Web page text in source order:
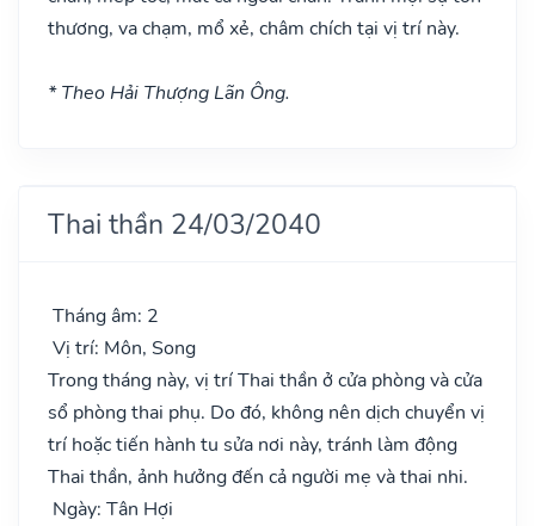
thương, va chạm, mổ xẻ, châm chích tại vị trí này.
* Theo Hải Thượng Lãn Ông.
Thai thần 24/03/2040
Tháng âm: 2
Vị trí: Môn, Song
Trong tháng này, vị trí Thai thần ở cửa phòng và cửa
sổ phòng thai phụ. Do đó, không nên dịch chuyển vị
trí hoặc tiến hành tu sửa nơi này, tránh làm động
Thai thần, ảnh hưởng đến cả người mẹ và thai nhi.
Ngày: Tân Hợi